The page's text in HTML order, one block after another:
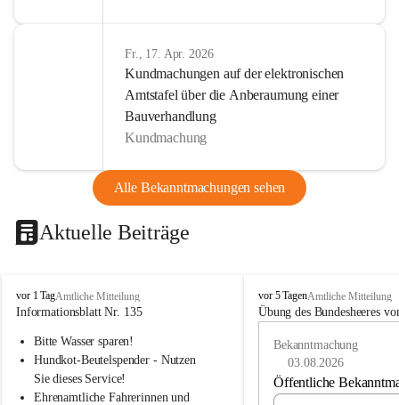
Fr., 17. Apr. 2026
Kundmachungen auf der elektronischen
Amtstafel über die Anberaumung einer
Bauverhandlung
Kundmachung
Alle Bekanntmachungen sehen
Aktuelle Beiträge
B
u
h
vor 1 TagAmtliche Mitteilung
Informationsblatt Nr. 135
Bitte Wasser sparen!
Hundkot-Beutelspender - Nutzen
Sie dieses Service!
Ehrenamtliche Fahrerinnen und
B
u
vor 5 TagenAmtliche Mitteilung
Übung des Bundesheeres
Bekanntmachung
03.08.2026
Öffentliche